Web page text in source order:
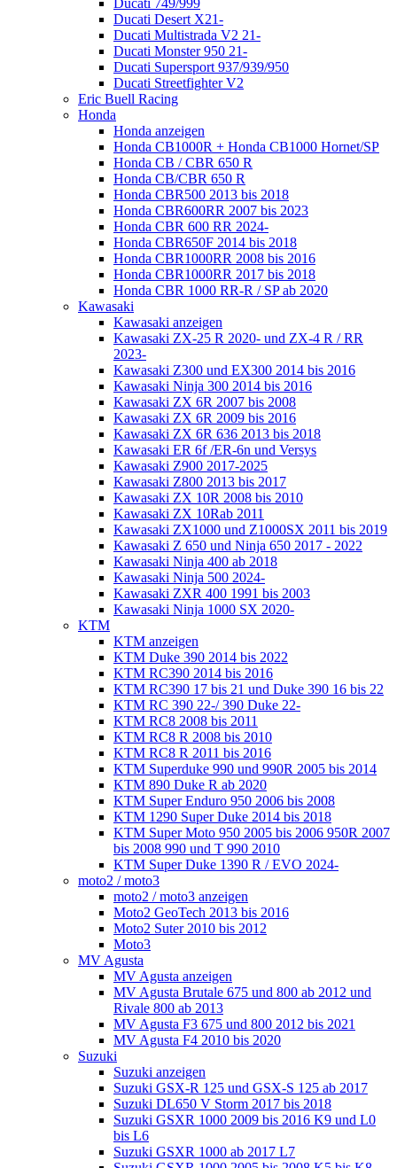
Ducati 749/999
Ducati Desert X21-
Ducati Multistrada V2 21-
Ducati Monster 950 21-
Ducati Supersport 937/939/950
Ducati Streetfighter V2
Eric Buell Racing
Honda
Honda anzeigen
Honda CB1000R + Honda CB1000 Hornet/SP
Honda CB / CBR 650 R
Honda CB/CBR 650 R
Honda CBR500 2013 bis 2018
Honda CBR600RR 2007 bis 2023
Honda CBR 600 RR 2024-
Honda CBR650F 2014 bis 2018
Honda CBR1000RR 2008 bis 2016
Honda CBR1000RR 2017 bis 2018
Honda CBR 1000 RR-R / SP ab 2020
Kawasaki
Kawasaki anzeigen
Kawasaki ZX-25 R 2020- und ZX-4 R / RR
2023-
Kawasaki Z300 und EX300 2014 bis 2016
Kawasaki Ninja 300 2014 bis 2016
Kawasaki ZX 6R 2007 bis 2008
Kawasaki ZX 6R 2009 bis 2016
Kawasaki ZX 6R 636 2013 bis 2018
Kawasaki ER 6f /ER-6n und Versys
Kawasaki Z900 2017-2025
Kawasaki Z800 2013 bis 2017
Kawasaki ZX 10R 2008 bis 2010
Kawasaki ZX 10Rab 2011
Kawasaki ZX1000 und Z1000SX 2011 bis 2019
Kawasaki Z 650 und Ninja 650 2017 - 2022
Kawasaki Ninja 400 ab 2018
Kawasaki Ninja 500 2024-
Kawasaki ZXR 400 1991 bis 2003
Kawasaki Ninja 1000 SX 2020-
KTM
KTM anzeigen
KTM Duke 390 2014 bis 2022
KTM RC390 2014 bis 2016
KTM RC390 17 bis 21 und Duke 390 16 bis 22
KTM RC 390 22-/ 390 Duke 22-
KTM RC8 2008 bis 2011
KTM RC8 R 2008 bis 2010
KTM RC8 R 2011 bis 2016
KTM Superduke 990 und 990R 2005 bis 2014
KTM 890 Duke R ab 2020
KTM Super Enduro 950 2006 bis 2008
KTM 1290 Super Duke 2014 bis 2018
KTM Super Moto 950 2005 bis 2006 950R 2007
bis 2008 990 und T 990 2010
KTM Super Duke 1390 R / EVO 2024-
moto2 / moto3
moto2 / moto3 anzeigen
Moto2 GeoTech 2013 bis 2016
Moto2 Suter 2010 bis 2012
Moto3
MV Agusta
MV Agusta anzeigen
MV Agusta Brutale 675 und 800 ab 2012 und
Rivale 800 ab 2013
MV Agusta F3 675 und 800 2012 bis 2021
MV Agusta F4 2010 bis 2020
Suzuki
Suzuki anzeigen
Suzuki GSX-R 125 und GSX-S 125 ab 2017
Suzuki DL650 V Storm 2017 bis 2018
Suzuki GSXR 1000 2009 bis 2016 K9 und L0
bis L6
Suzuki GSXR 1000 ab 2017 L7